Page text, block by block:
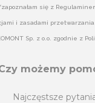
zapoznałam się z
i zasadami
Sp. z o.o. zgodnie z
możemy
Najczęstsze